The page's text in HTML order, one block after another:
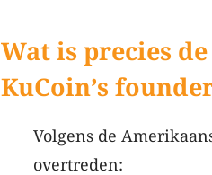
Wat is precies
KuCoin’s
Volgens de
overtreden: